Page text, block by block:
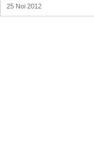
25 Noi 2012